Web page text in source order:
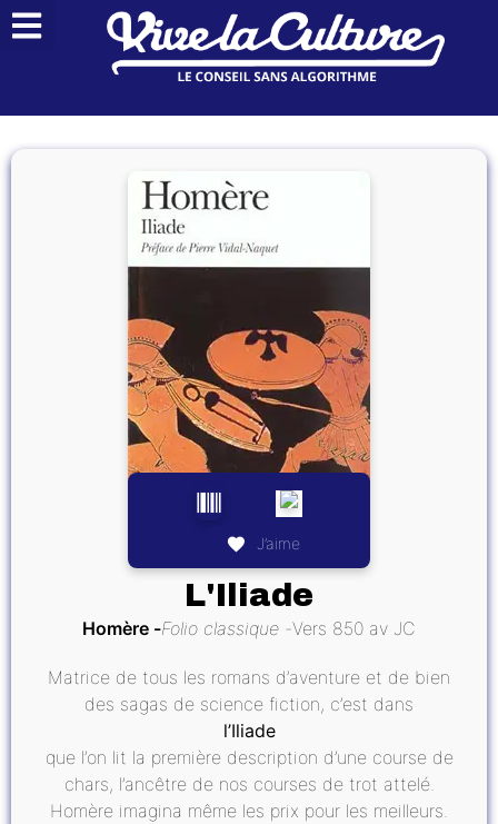
J’aime
L'Iliade
Homère Folio classique Vers 850 av JC
Matrice de tous les romans d’aventure et de bien
des sagas de science fiction, c’est dans
l’Iliade
que l’on lit la première description d’une course de
chars, l’ancêtre de nos courses de trot attelé.
Homère imagina même les prix pour les meilleurs.